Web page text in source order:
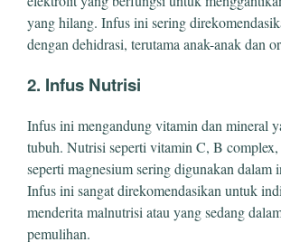
yang hilang. Infus ini sering
dengan dehidrasi, terutama anak-anak dan
2. Infus Nutrisi
Infus ini mengandung vitamin dan mineral
tubuh. Nutrisi seperti vitamin C, B complex,
seperti magnesium sering digunakan dalam
Infus ini sangat direkomendasikan untuk
menderita malnutrisi atau yang sedang
pemulihan.